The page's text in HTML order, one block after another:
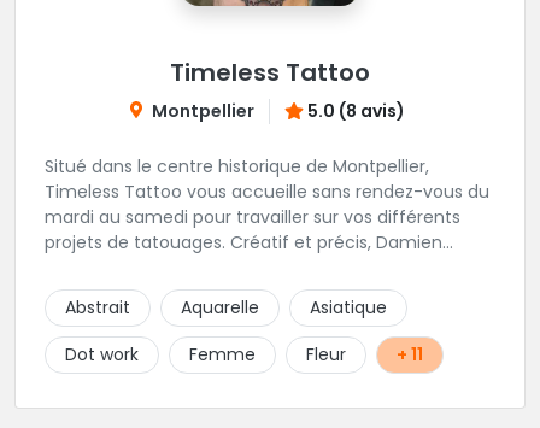
Timeless Tattoo
Montpellier 5.0 (8 avis)
Situé dans le centre historique de Montpellier,
Timeless Tattoo vous accueille sans rendez-vous du
mardi au samedi pour travailler sur vos différents
projets de tatouages. Créatif et précis, Damien
sans failles. Spécialisé dans le tatouage traditionnel,
old school, mais également à l'aise dans la
réalisation de pièces de styles différents : Dotwork,
Japonais, Graphique, mandala .. N'hésitez pas à le
Abstrait Aquarelle
Asiatique
Dot work
Femme Fleur + 11